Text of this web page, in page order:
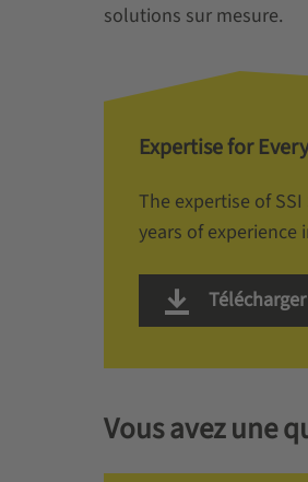
solutions sur mesure.
Expertise for
The expertise of
years of
Télécharger
Vous avez une